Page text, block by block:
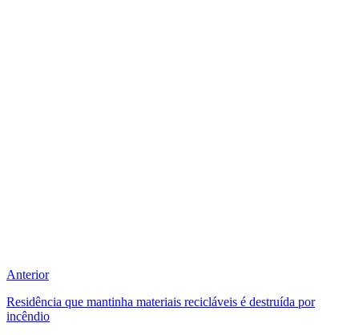
Anterior
Residência que mantinha materiais recicláveis é destruída por
incêndio